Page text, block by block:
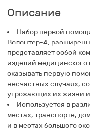
Описание
Набор первой
Волонтер-4,
представляет собой
изделий
оказывать первую
несчастных случаях,
угрожающих их жизни
Используется в
местах, транспорте,
и в местах большого